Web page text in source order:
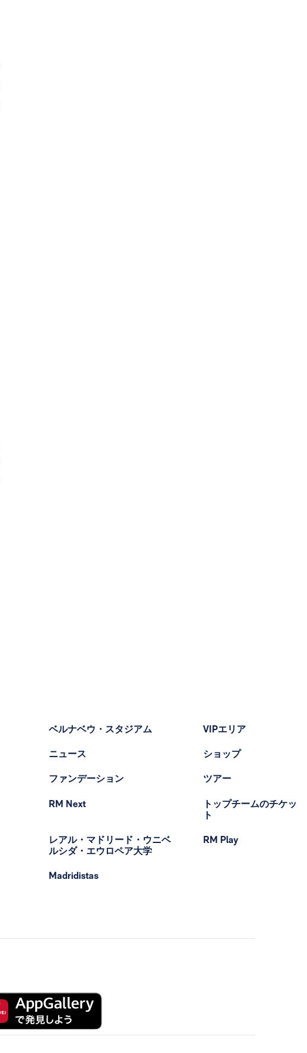
ベルナベウ・スタジアム
ニュース
ファンデーション
RM Next
レアル・マドリード・ウニベ
ルシダ・エウロペア大学
Madridistas
VIPエリア
ショップ
ツアー
トップチームのチケッ
ト
RM Play